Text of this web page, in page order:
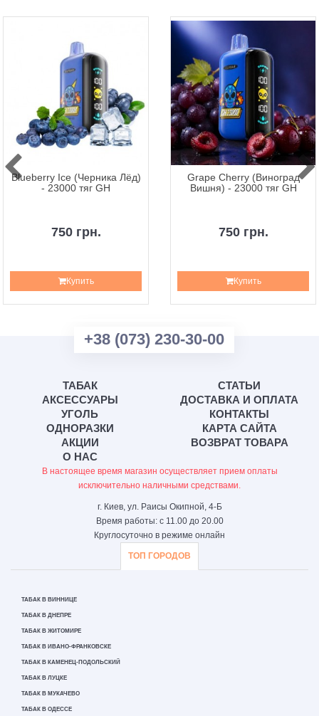
Blueberry Ice (Черника Лёд)
- 23000 тяг GH
750 грн.
Купить
Grape Cherry (Виноград
Вишня) - 23000 тяг GH
750 грн.
Купить
+38 (073) 230-30-00
ТАБАК
АКСЕССУАРЫ
УГОЛЬ
ОДНОРАЗКИ
АКЦИИ
О НАС
СТАТЬИ
ДОСТАВКА И ОПЛАТА
КОНТАКТЫ
КАРТА САЙТА
ВОЗВРАТ ТОВАРА
В настоящее время магазин осуществляет прием оплаты
исключительно наличными средствами.
г. Киев, ул. Раисы Окипной, 4-Б
Время работы: с 11.00 до 20.00
Круглосуточно в режиме онлайн
ТОП ГОРОДОВ
ТАБАК В ВИННИЦЕ
ТАБАК В ДНЕПРЕ
ТАБАК В ЖИТОМИРЕ
ТАБАК В ИВАНО-ФРАНКОВСКЕ
ТАБАК В КАМЕНЕЦ-ПОДОЛЬСКИЙ
ТАБАК В ЛУЦКЕ
ТАБАК В МУКАЧЕВО
ТАБАК В ОДЕССЕ